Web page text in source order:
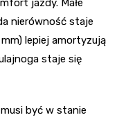
jazdy. Małe
nierówność staje
mm) lepiej amortyzują
staje się
być w stanie